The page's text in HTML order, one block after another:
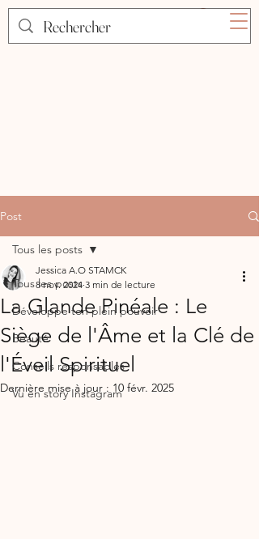
Post
Tous les posts
Développe ton plein pouvoir
Beauté
Conseils responsables
Vu en story Instagram
Tous les posts
La Glande Pinéale : Le
Siège de l'Âme et la Clé de
l'Éveil Spirituel
Jessica A.O STAMCK
8 nov. 2024 3 min de lecture
Dernière mise à jour : 10 févr. 2025